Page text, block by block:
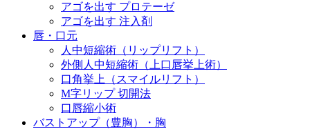
アゴを出す プロテーゼ
アゴを出す 注入剤
唇・口元
人中短縮術（リップリフト）
外側人中短縮術（上口唇挙上術）
口角挙上（スマイルリフト）
M字リップ 切開法
口唇縮小術
バストアップ（豊胸）・胸